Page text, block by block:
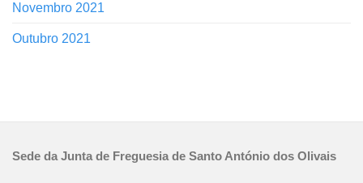
Novembro 2021
Outubro 2021
Sede da Junta de Freguesia de Santo António dos Olivais